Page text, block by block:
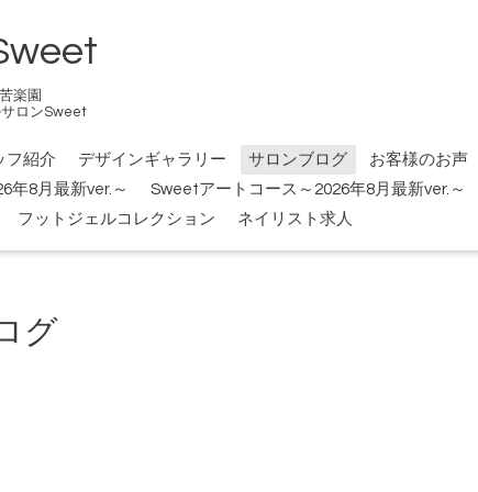
楽園
ロンSweet
フ紹介 デザインギャラリー サロンブログ
お客様のお声
年8月最新ver.～
Sweetアートコース～2026年8月最新ver.～
フットジェルコレクション ネイリスト求人
グ